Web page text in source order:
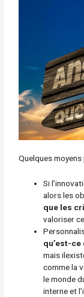
Quelques
Si
alors les
que les
valoriser
qu’est-ce
mais
comme la
le monde
interne et